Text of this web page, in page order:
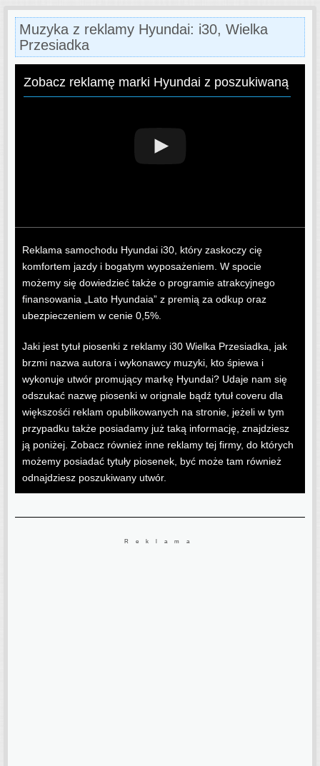
Muzyka z reklamy Hyundai: i30, Wielka
Przesiadka
Zobacz reklamę marki Hyundai z poszukiwaną
Reklama samochodu Hyundai i30, który zaskoczy cię
komfortem jazdy i bogatym wyposażeniem. W spocie
możemy się dowiedzieć także o programie atrakcyjnego
finansowania „Lato Hyundaia” z premią za odkup oraz
ubezpieczeniem w cenie 0,5%.
Jaki jest tytuł piosenki z reklamy i30 Wielka Przesiadka, jak
brzmi nazwa autora i wykonawcy muzyki, kto śpiewa i
wykonuje utwór promujący markę Hyundai? Udaje nam się
odszukać nazwę piosenki w orignale bądź tytuł coveru dla
większośći reklam opublikowanych na stronie, jeżeli w tym
przypadku także posiadamy już taką informację, znajdziesz
ją poniżej. Zobacz również inne reklamy tej firmy, do których
możemy posiadać tytuły piosenek, być może tam również
odnajdziesz poszukiwany utwór.
Reklama